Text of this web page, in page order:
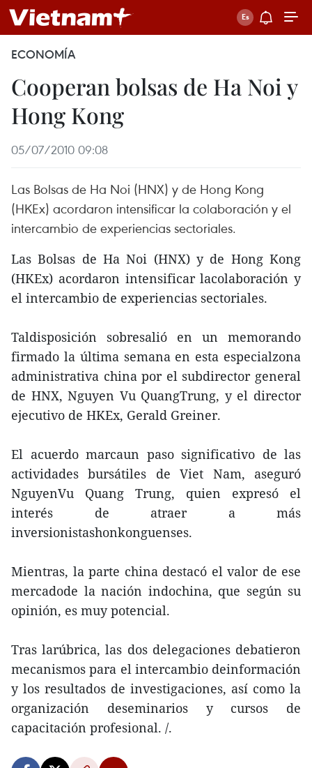
ECONOMÍA
Cooperan bolsas de Ha Noi y
Hong Kong
05/07/2010 09:08
Las Bolsas de Ha Noi (HNX) y de Hong Kong
(HKEx) acordaron intensificar la colaboración y el
intercambio de experiencias sectoriales.
Las Bolsas de Ha Noi (HNX) y de Hong Kong
(HKEx) acordaron intensificar lacolaboración y
el intercambio de experiencias sectoriales.
Taldisposición sobresalió en un memorando
firmado la última semana en esta especialzona
administrativa china por el subdirector general
de HNX, Nguyen Vu QuangTrung, y el director
ejecutivo de HKEx, Gerald Greiner.
El acuerdo marcaun paso significativo de las
actividades bursátiles de Viet Nam, aseguró
NguyenVu Quang Trung, quien expresó el
interés de atraer a más
inversionistashonkonguenses.
Mientras, la parte china destacó el valor de ese
mercadode la nación indochina, que según su
opinión, es muy potencial.
Tras larúbrica, las dos delegaciones debatieron
mecanismos para el intercambio deinformación
y los resultados de investigaciones, así como la
organización deseminarios y cursos de
capacitación profesional. /.